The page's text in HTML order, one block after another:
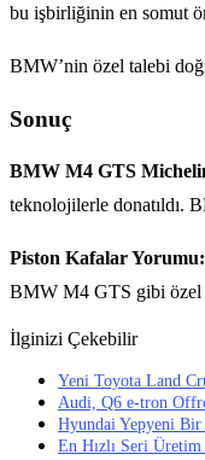
bu işbirliğinin en somut
BMW’nin özel talebi
Sonuç
BMW M4 GTS
teknolojilerle donatıldı.
Piston Kafalar Yorumu:
BMW M4 GTS gibi özel
İlginizi Çekebilir
Yeni Toyota Land
Audi, Q6 e-tron
Hyundai Yepyeni
En Hızlı Seri